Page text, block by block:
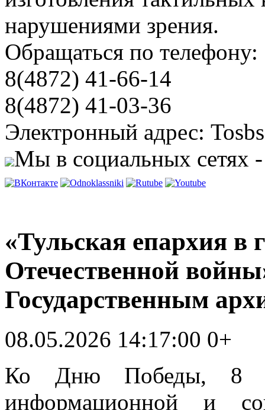
нарушениями зрения.
Обращаться по телефону:
8(4872) 41-66-14
8(4872) 41-03-36
Электронный адрес:
Мы в социальных сетях
«Тульская епархия в
Отечественной
Государственным
08.05.2026 14:17:00 0+
Ко Дню Победы, 8
информационной и